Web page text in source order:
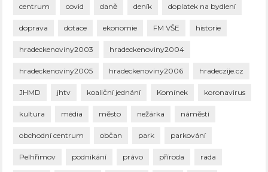
centrum covid daně deník doplatek na bydlení
doprava dotace ekonomie FM VŠE historie
hradeckenoviny2003 hradeckenoviny2004
hradeckenoviny2005 hradeckenoviny2006 hradeczije.cz
JHMD jhtv koaliční jednání Komínek koronavirus
kultura média město nežárka náměstí
obchodní centrum občan park parkování
Pelhřimov podnikání právo příroda rada